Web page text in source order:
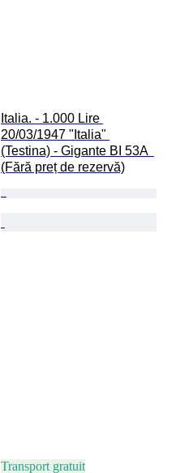
Italia. - 1.000 Lire
20/03/1947 "Italia"
(Testina) - Gigante BI 53A
(Fără preț de rezervă)
Transport gratuit